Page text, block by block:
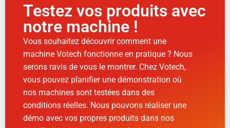
Testez vos produits avec
notre machine !
Vous souhaitez découvrir comment une
machine Votech fonctionne en pratique ? Nous
serons ravis de vous le montrer. Chez Votech,
vous pouvez planifier une démonstration où
nos machines sont testées dans des
conditions réelles. Nous pouvons réaliser une
démo avec vos propres produits dans nos